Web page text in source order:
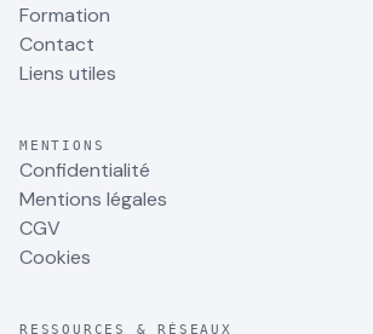
Formation
Contact
Liens utiles
MENTIONS
Confidentialité
Mentions légales
CGV
Cookies
RESSOURCES & RÉSEAUX